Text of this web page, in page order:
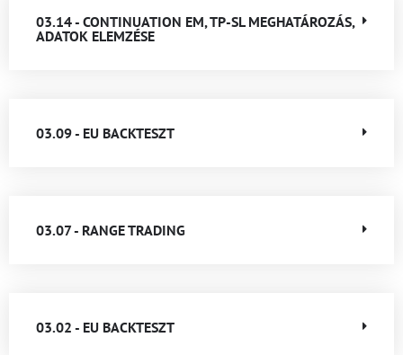
03.14 - CONTINUATION EM, TP-SL MEGHATÁROZÁS,
ADATOK ELEMZÉSE
03.09 - EU BACKTESZT
03.07 - RANGE TRADING
03.02 - EU BACKTESZT